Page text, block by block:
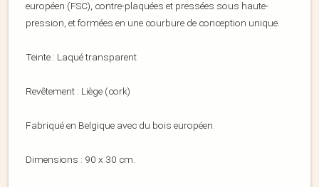
européen (FSC), contre-plaquées et pressées sous haute-
pression, et formées en une courbure de conception unique.
Teinte : Laqué transparent
Revêtement : Liège (cork)
Fabriqué en Belgique avec du bois européen.
Dimensions : 90 x 30 cm.